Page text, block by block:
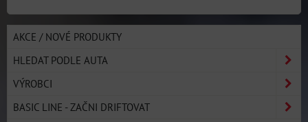
AKCE / NOVÉ PRODUKTY
HLEDAT PODLE AUTA
VÝROBCI
BASIC LINE - ZAČNI DRIFTOVAT